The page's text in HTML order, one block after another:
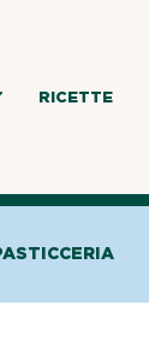
RICETTE